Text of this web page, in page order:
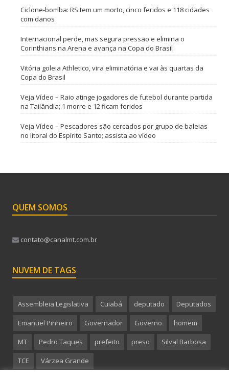
Ciclone-bomba: RS tem um morto, cinco feridos e 118 cidades
com danos
Internacional perde, mas segura pressão e elimina o
Corinthians na Arena e avança na Copa do Brasil
Vitória goleia Athletico, vira eliminatória e vai às quartas da
Copa do Brasil
Veja Vídeo – Raio atinge jogadores de futebol durante partida
na Tailândia; 1 morre e 12 ficam feridos
Veja Vídeo – Pescadores são cercados por grupo de baleias
no litoral do Espírito Santo; assista ao vídeo
QUEM SOMOS
contato@canalmt.com.br
NUVEM DE TAGS
Assembleia Legislativa Cuiabá deputado Deputados
Emanuel Pinheiro Governador Governo homem
MT Pedro Taques prefeito preso Silval Barbosa
TCE Várzea Grande